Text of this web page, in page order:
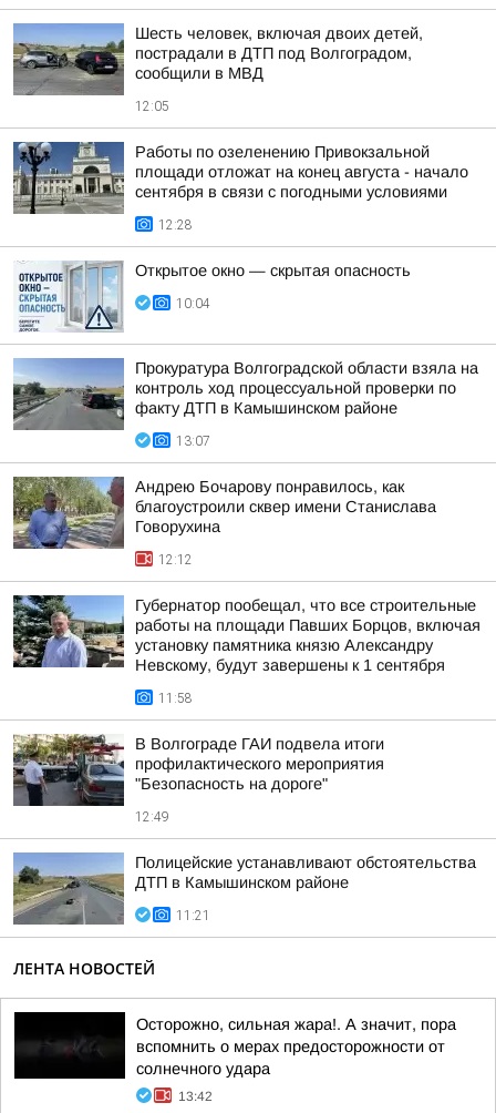
Шесть человек, включая двоих детей,
пострадали в ДТП под Волгоградом,
сообщили в МВД
12:05
Работы по озеленению Привокзальной
площади отложат на конец августа - начало
сентября в связи с погодными условиями
12:28
Открытое окно — скрытая опасность
10:04
Прокуратура Волгоградской области взяла на
контроль ход процессуальной проверки по
факту ДТП в Камышинском районе
13:07
Андрею Бочарову понравилось, как
благоустроили сквер имени Станислава
Говорухина
12:12
Губернатор пообещал, что все строительные
работы на площади Павших Борцов, включая
установку памятника князю Александру
Невскому, будут завершены к 1 сентября
11:58
В Волгограде ГАИ подвела итоги
профилактического мероприятия
"Безопасность на дороге"
12:49
Полицейские устанавливают обстоятельства
ДТП в Камышинском районе
11:21
ЛЕНТА НОВОСТЕЙ
Осторожно, сильная жара!. А значит, пора
вспомнить о мерах предосторожности от
солнечного удара
13:42